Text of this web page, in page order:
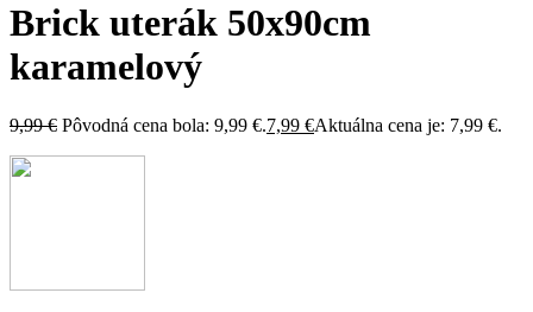
Brick uterák 50x90cm
karamelový
9,99€ Pôvodná cena bola: 9,99 €.7,99 €Aktuálna cena je: 7,99 €.